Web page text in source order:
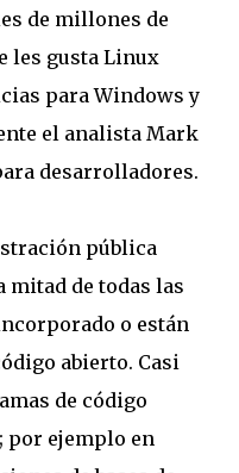
de millones de
les gusta Linux
para Windows y
el analista Mark
desarrolladores.
pública
mitad de todas las
o están
abierto. Casi
de código
por ejemplo en